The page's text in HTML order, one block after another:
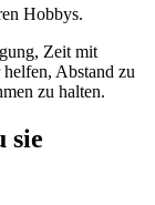
Hobbys.
Zeit mit
Abstand zu
zu halten.
sie